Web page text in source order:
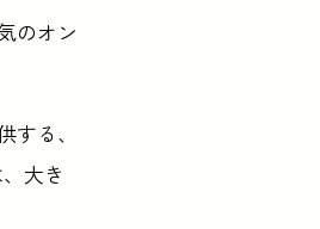
のオン
る、
大き